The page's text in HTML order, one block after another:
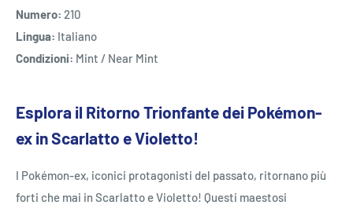
Numero: 210
Lingua: Italiano
Condizioni: Mint / Near Mint
Esplora il Ritorno Trionfante dei Pokémon-
ex in Scarlatto e Violetto!
I Pokémon-ex, iconici protagonisti del passato, ritornano più
forti che mai in Scarlatto e Violetto! Questi maestosi